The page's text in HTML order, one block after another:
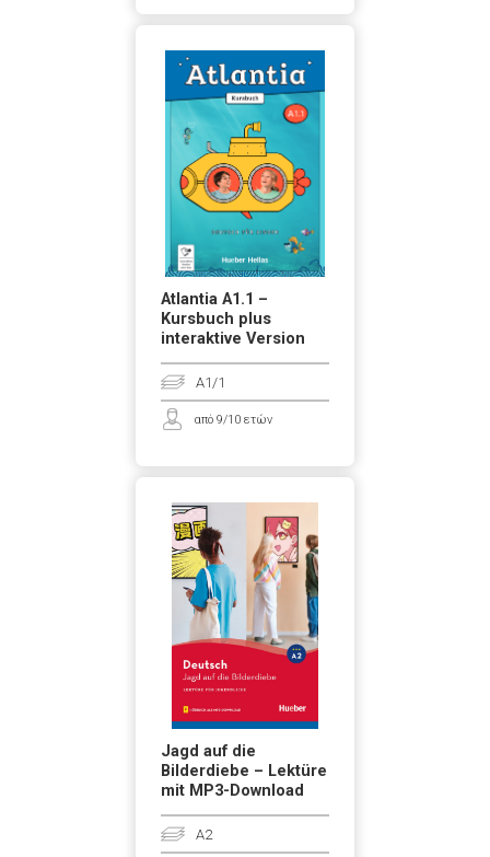
Atlantia A1.1 –
Kursbuch plus
interaktive Version
A1/1
από 9/10 ετών
Jagd auf die
Bilderdiebe – Lektüre
mit MP3-Download
A2